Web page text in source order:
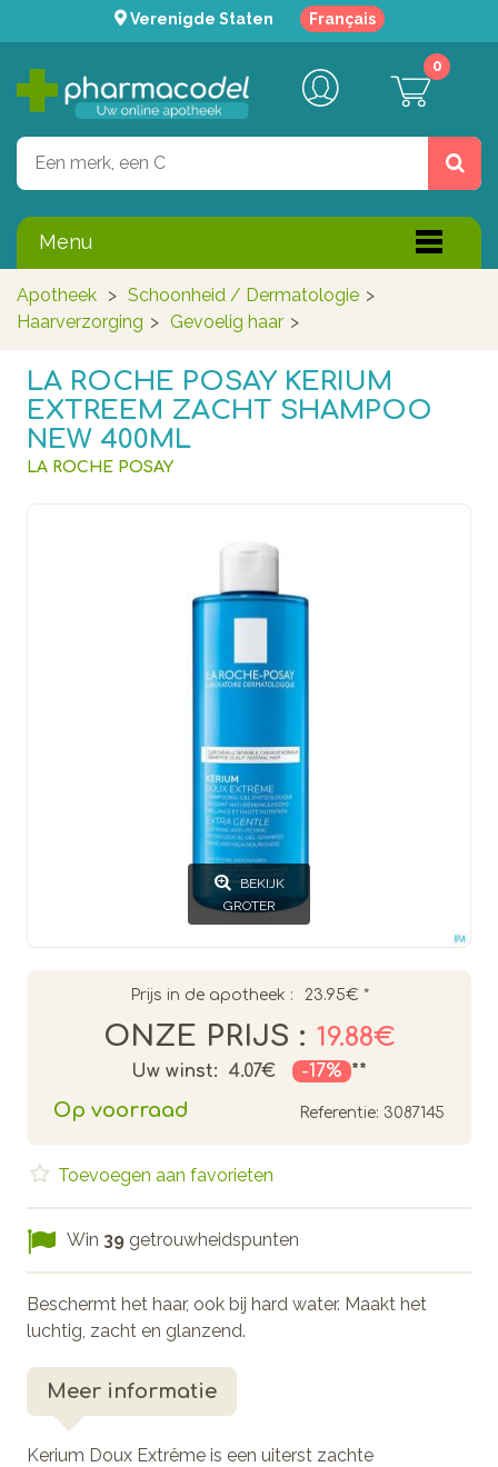
Verenigde Staten Français
0
Menu
Apotheek > Schoonheid / Dermatologie >
Haarverzorging > Gevoelig haar >
LA ROCHE POSAY KERIUM
EXTREEM ZACHT SHAMPOO
NEW 400ML
LA ROCHE POSAY
BEKIJK
GROTER
Prijs in de apotheek : 23.95€ *
ONZE PRIJS : 19.88€
Uw winst: 4.07€ -17% **
Op voorraad Referentie: 3087145
Toevoegen aan favorieten
Win 39 getrouwheidspunten
Beschermt het haar, ook bij hard water. Maakt het
luchtig, zacht en glanzend.
Meer informatie
Kerium Doux Extrême is een uiterst zachte